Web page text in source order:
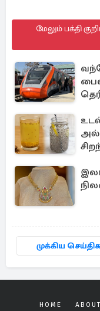
மேலும் பக்தி
முக்கிய
HOME ABOUT